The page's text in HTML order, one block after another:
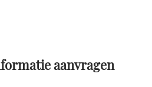
aanvragen